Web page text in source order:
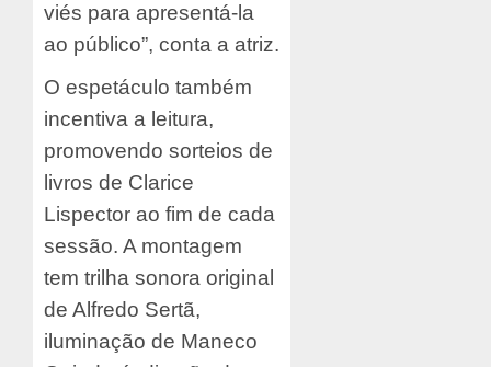
viés para apresentá-la
ao público”, conta a atriz.
O espetáculo também
incentiva a leitura,
promovendo sorteios de
livros de Clarice
Lispector ao fim de cada
sessão. A montagem
tem trilha sonora original
de Alfredo Sertã,
iluminação de Maneco